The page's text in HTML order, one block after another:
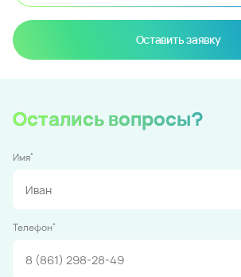
Оставить заявку
Остались вопросы?
Имя*
Телефон*